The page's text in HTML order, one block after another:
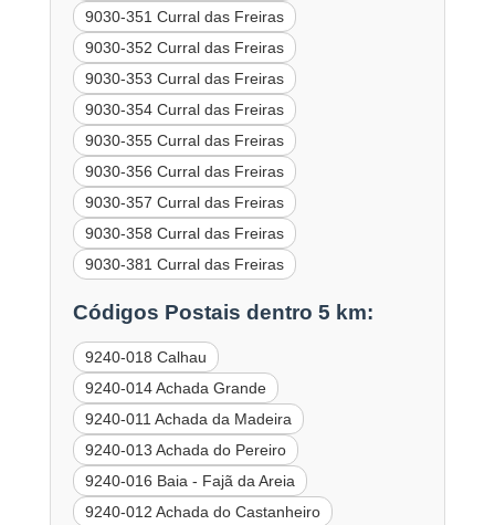
9030-351 Curral das Freiras
9030-352 Curral das Freiras
9030-353 Curral das Freiras
9030-354 Curral das Freiras
9030-355 Curral das Freiras
9030-356 Curral das Freiras
9030-357 Curral das Freiras
9030-358 Curral das Freiras
9030-381 Curral das Freiras
Códigos Postais dentro 5 km:
9240-018 Calhau
9240-014 Achada Grande
9240-011 Achada da Madeira
9240-013 Achada do Pereiro
9240-016 Baia - Fajã da Areia
9240-012 Achada do Castanheiro